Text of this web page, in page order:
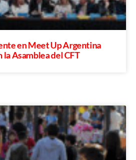
en Meet Up Argentina
la Asamblea del CFT